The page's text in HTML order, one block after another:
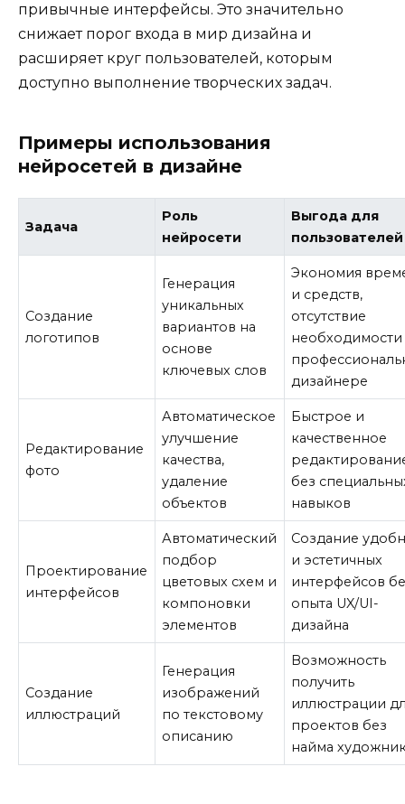
привычные интерфейсы. Это значительно
снижает порог входа в мир дизайна и
расширяет круг пользователей, которым
доступно выполнение творческих задач.
Примеры использования
нейросетей в дизайне
Задача
Роль
нейросети
Выгода для
пользователей
Создание
логотипов
Генерация
уникальных
вариантов на
основе
ключевых слов
Экономия
и средств,
отсутствие
необходимости
дизайнере
Редактирование
фото
Автоматическое
улучшение
качества,
удаление
объектов
Быстрое и
качественное
без
навыков
Проектирование
интерфейсов
Автоматический
подбор
цветовых схем и
компоновки
элементов
Создание
и эстетичных
интерфейсов
опыта UX/UI-
дизайна
Создание
иллюстраций
Генерация
изображений
по текстовому
описанию
Возможность
получить
иллюстрации
проектов без
найма